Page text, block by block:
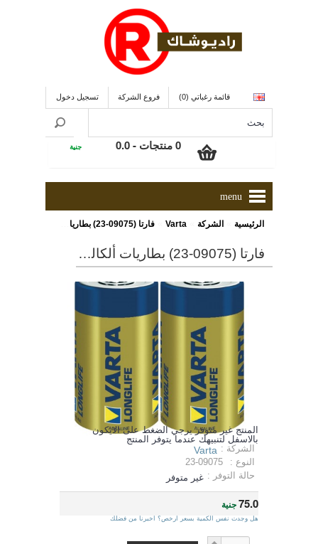
قائمة رغباتي (0) فروع الشركة تسجيل دخول
0 منتجات - 0.0 جنية
menu
الرئيسية الشركة Varta فارتا (09075-23) بطاريات ألكالين
فارتا (09075-23) بطاريات ألكالين
المنتج غير متوفر يرجي الضغط على الايكون
بالاسفل لتنبيهك عندما يتوفر المنتج
الشركة : Varta
النوع :
23-09075
حالة التوفر : غير متوفر
75.0جنية
هل وجدت نفس الكمية بسعر ارخص؟ اخبرنا من فضلك